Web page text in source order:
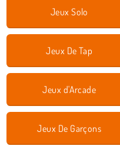
Jeux Solo
Jeux De Tap
Jeux d'Arcade
Jeux De Garçons